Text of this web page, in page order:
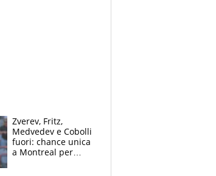
Zverev, Fritz,
Medvedev e Cobolli
fuori: chance unica
a Montreal per